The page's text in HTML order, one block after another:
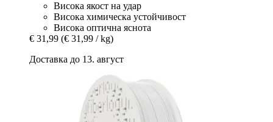
Висока якост на удар
Висока химическа устойчивост
Висока оптична яснота
€ 31,99 (€ 31,99 / kg)
Доставка до 13. август